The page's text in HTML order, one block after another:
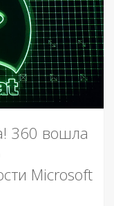
360 вошла
Microsoft